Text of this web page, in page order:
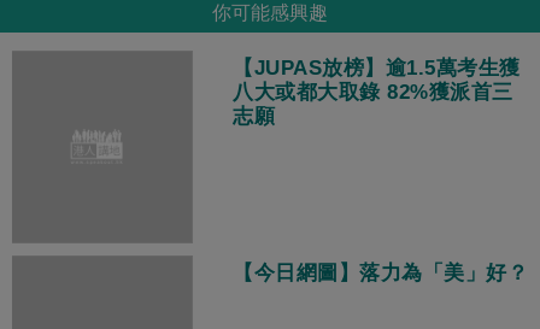
你可能感興趣
【JUPAS放榜】逾1.5萬考生獲
八大或都大取錄 82%獲派首三
志願
【今日網圖】落力為「美」好？